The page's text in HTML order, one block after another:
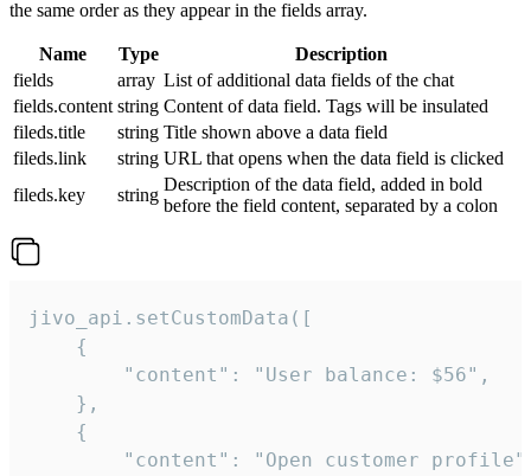
the same order as they appear in the fields array.
Name Type
Description
fields
array List of additional data fields of the chat
fields.content string Content of data field. Tags will be insulated
fileds.title
string Title shown above a data field
fileds.link
string URL that opens when the data field is clicked
fileds.key
string
Description of the data field, added in bold
before the field content, separated by a colon
jivo_api.setCustomData([
    {
        "content": "User balance: $56",
    },
    {
"content": "Open customer